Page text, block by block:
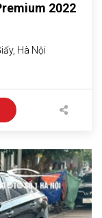
2022
Hà Nội